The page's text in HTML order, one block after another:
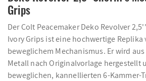
Grips
Der Colt Peacemaker Deko Revolver
Ivory Grips ist eine hochwertige
beweglichem Mechanismus. Er wird
Metall nach Originalvorlage hergestellt
beweglichen, kannellierten 6-Kammer-